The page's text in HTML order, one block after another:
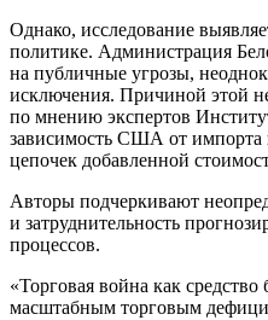
Однако, исследование
политике. Администрация
на публичные угрозы,
исключения. Причиной этой
по мнению экспертов
зависимость США от импорта
цепочек добавленной
Авторы подчеркивают
и затруднительность
процессов.
«Торговая война как
масштабным торговым